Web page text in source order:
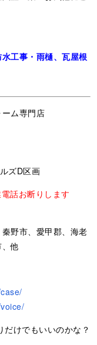
工事・雨樋、瓦屋根
ム専門店
ズD区画
話お断りします
野市、愛甲郡、海老
他
けでもいいのかな？